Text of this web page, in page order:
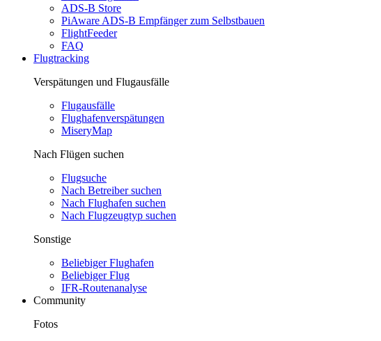
ADS-B Store
PiAware ADS-B Empfänger zum Selbstbauen
FlightFeeder
FAQ
Flugtracking
Verspätungen und Flugausfälle
Flugausfälle
Flughafenverspätungen
MiseryMap
Nach Flügen suchen
Flugsuche
Nach Betreiber suchen
Nach Flughafen suchen
Nach Flugzeugtyp suchen
Sonstige
Beliebiger Flughafen
Beliebiger Flug
IFR-Routenanalyse
Community
Fotos